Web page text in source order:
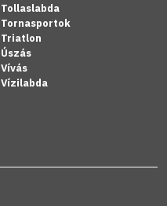
Tollaslabda
Tornasportok
Triatlon
Úszás
Vívás
Vízilabda